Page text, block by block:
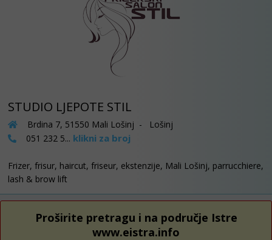
STUDIO LJEPOTE STIL
Brdina 7, 51550 Mali Lošinj - Lošinj
051 232 5... klikni za broj
Frizer, frisur, haircut, friseur, ekstenzije, Mali Lošinj, parrucchiere,
lash & brow lift
Proširite pretragu i na područje Istre
www.eistra.info